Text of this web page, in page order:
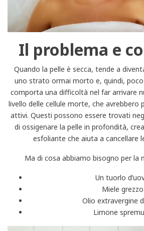
Il problema e
Quando la pelle è secca, tende a
uno strato ormai morto e, quindi,
comporta una difficoltà nel far arrivare
livello delle cellule morte, che avrebbero
attivi. Questi possono essere trovati
di ossigenare la pelle in profondità,
esfoliante che aiuta a cancellare
Ma di cosa abbiamo bisogno per la
Un tuorlo
Miele grezzo
Olio extravergine
Limone